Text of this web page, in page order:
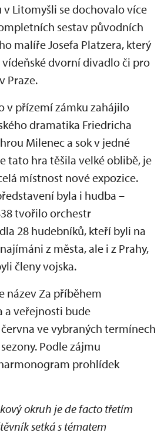
v Litomyšli se dochovalo více
sestav původních
malíře Josefa Platzera, který
dvorní divadlo či pro
Praze.
v přízemí zámku zahájilo
dramatika Friedricha
Milenec a sok v jedné
tato hra těšila velké oblibě, je
místnost nové expozice.
byla i hudba –
tvořilo orchestr
28 hudebníků, kteří byli na
z města, ale i z Prahy,
členy vojska.
název Za příběhem
a veřejnosti bude
ve vybraných termínech
Podle zájmu
prohlídek
okruh je de facto třetím
setká s tématem